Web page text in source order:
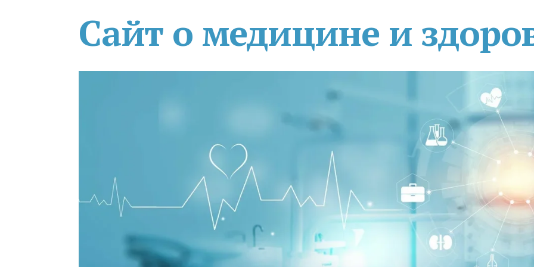
Сайт о медицине и